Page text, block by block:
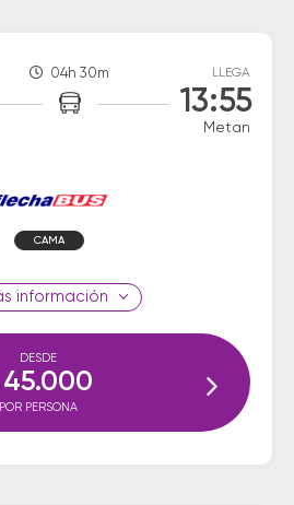
04h 30m LLEGA
13:55
Metan
CAMA
información
DESDE
45.000
POR PERSONA